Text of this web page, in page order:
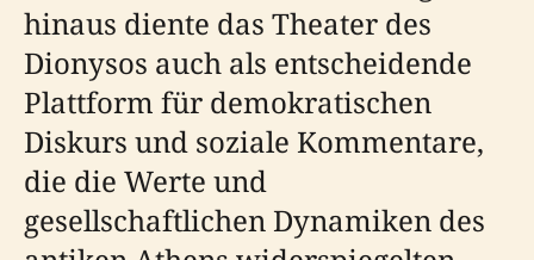
hinaus diente das Theater des
Dionysos auch als entscheidende
Plattform für demokratischen
Diskurs und soziale Kommentare,
die die Werte und
gesellschaftlichen Dynamiken des